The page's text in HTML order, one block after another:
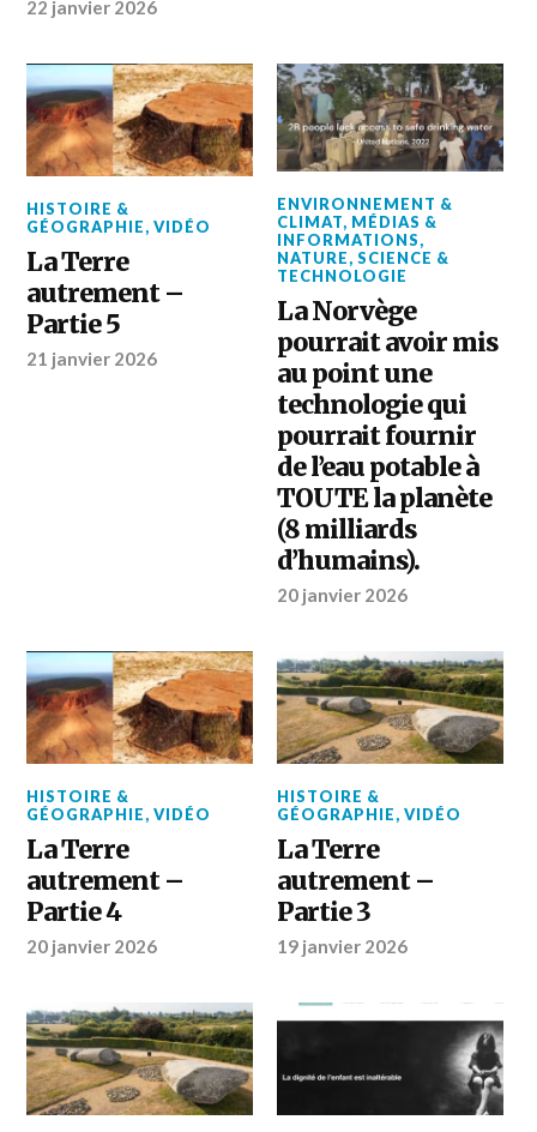
22 janvier 2026
HISTOIRE &
GÉOGRAPHIE,VIDÉO
La Terre
autrement –
Partie 5
21 janvier 2026
ENVIRONNEMENT &
CLIMAT, MÉDIAS &
INFORMATIONS,
NATURE,SCIENCE &
TECHNOLOGIE
La Norvège
pourrait avoir mis
au point une
technologie qui
pourrait fournir
de l’eau potable à
TOUTE la planète
(8 milliards
d’humains).
20 janvier 2026
HISTOIRE &
GÉOGRAPHIE,VIDÉO
La Terre
autrement –
Partie 4
20 janvier 2026
HISTOIRE &
GÉOGRAPHIE,VIDÉO
La Terre
autrement –
Partie 3
19 janvier 2026